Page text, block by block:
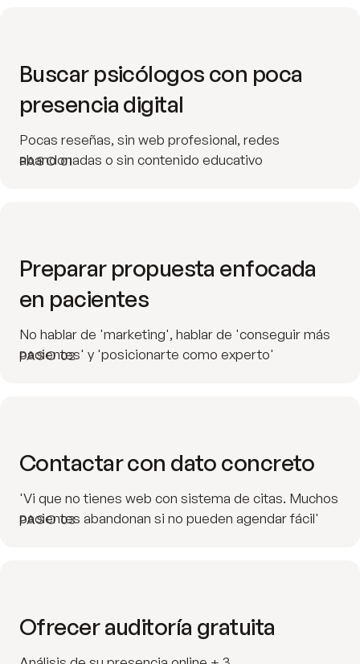
PASO 01
Buscar psicólogos con poca
presencia digital
Pocas reseñas, sin web profesional, redes
abandonadas o sin contenido educativo
PASO 02
Preparar propuesta enfocada
en pacientes
No hablar de 'marketing', hablar de 'conseguir más
pacientes' y 'posicionarte como experto'
PASO 03
Contactar con dato concreto
'Vi que no tienes web con sistema de citas. Muchos
pacientes abandonan si no pueden agendar fácil'
Ofrecer auditoría gratuita